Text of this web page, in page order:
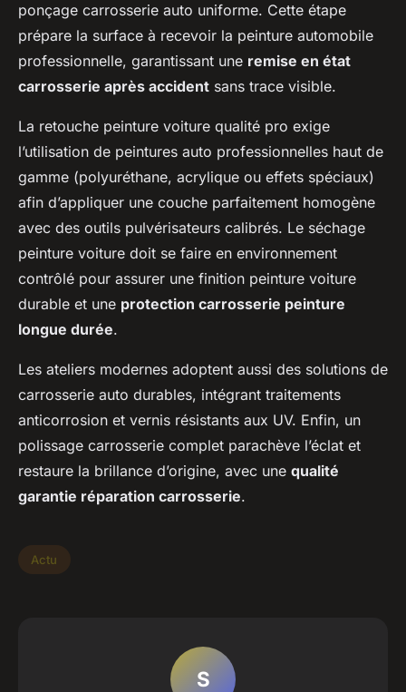
ponçage carrosserie auto uniforme. Cette étape
prépare la surface à recevoir la peinture automobile
professionnelle, garantissant une remise en état
carrosserie après accident sans trace visible.
La retouche peinture voiture qualité pro exige
l’utilisation de peintures auto professionnelles haut de
gamme (polyuréthane, acrylique ou effets spéciaux)
afin d’appliquer une couche parfaitement homogène
avec des outils pulvérisateurs calibrés. Le séchage
peinture voiture doit se faire en environnement
contrôlé pour assurer une finition peinture voiture
durable et une protection carrosserie peinture
longue durée.
Les ateliers modernes adoptent aussi des solutions de
carrosserie auto durables, intégrant traitements
anticorrosion et vernis résistants aux UV. Enfin, un
polissage carrosserie complet parachève l’éclat et
restaure la brillance d’origine, avec une qualité
garantie réparation carrosserie.
Actu
S